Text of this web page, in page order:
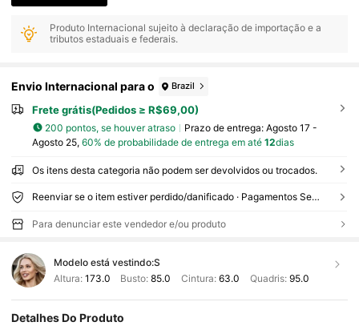
Produto Internacional sujeito à declaração de importação e a
tributos estaduais e federais.
Envio Internacional para o Brazil
Frete grátis(Pedidos ≥ R$69,00)
200 pontos, se houver atraso Prazo de entrega: Agosto 17 -
Agosto 25, 60% de probabilidade de entrega em até 12dias
Os itens desta categoria não podem ser devolvidos ou trocados.
Reenviar se o item estiver perdido/danificado · Pagamentos Seguros · Proteção de privacidade
Para denunciar este vendedor e/ou produto
Modelo está vestindo:S
Altura: 173.0 Busto:85.0 Cintura: 63.0 Quadris: 95.0
Detalhes Do Produto